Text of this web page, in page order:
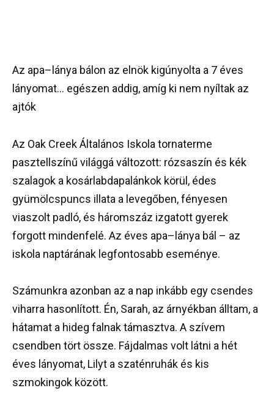
Az apa–lánya bálon az elnök kigúnyolta a 7 éves
lányomat… egészen addig, amíg ki nem nyíltak az
ajtók
Az Oak Creek Általános Iskola tornaterme
pasztellszínű világgá változott: rózsaszín és kék
szalagok a kosárlabdapalánkok körül, édes
gyümölcspuncs illata a levegőben, fényesen
viaszolt padló, és háromszáz izgatott gyerek
forgott mindenfelé. Az éves apa–lánya bál – az
iskola naptárának legfontosabb eseménye.
Számunkra azonban az a nap inkább egy csendes
viharra hasonlított. Én, Sarah, az árnyékban álltam, a
hátamat a hideg falnak támasztva. A szívem
csendben tört össze. Fájdalmas volt látni a hét
éves lányomat, Lilyt a szaténruhák és kis
szmokingok között.